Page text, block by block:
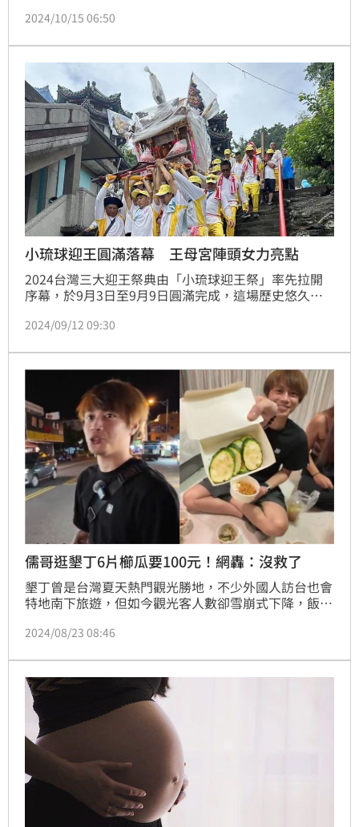
補財庫等服務，靈驗無數。特別的是，據信眾分享，阿
2024/10/15 06:50
小琉球迎王圓滿落幕 王母宮陣頭女力亮點
2024台灣三大迎王祭典由「小琉球迎王祭」率先拉開
序幕，於9月3日至9月9日圓滿完成，這場歷史悠久的
遶境路程不但要穿越島上陡峭的山路及巷弄，更要面對
作為重要陣頭之一，女性轎班也成為迎王祭典的亮點。
2024/09/12 09:30
儒哥逛墾丁6片櫛瓜要100元！網轟：沒救了
墾丁曾是台灣夏天熱門觀光勝地，不少外國人訪台也會
特地南下旅遊，但如今觀光客人數卻雪崩式下降，飯店
半。網紅Ru儒哥近日與工作夥伴一起逛墾丁大街，總
作人傻眼直呼：「哈囉，這是王母娘娘種的節瓜是
嗎？」
2024/08/23 08:46